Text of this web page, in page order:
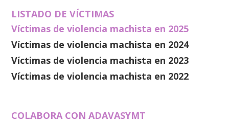
LISTADO DE VÍCTIMAS
Víctimas de violencia machista en 2025
Víctimas de violencia machista en 2024
Víctimas de violencia machista en 2023
Víctimas de violencia machista en 2022
COLABORA CON ADAVASYMT